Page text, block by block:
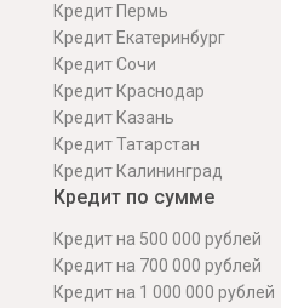
Кредит Пермь
Кредит Екатеринбург
Кредит Сочи
Кредит Краснодар
Кредит Казань
Кредит Татарстан
Кредит Калининград
Кредит по сумме
Кредит на 500 000 рублей
Кредит на 700 000 рублей
Кредит на 1 000 000 рублей